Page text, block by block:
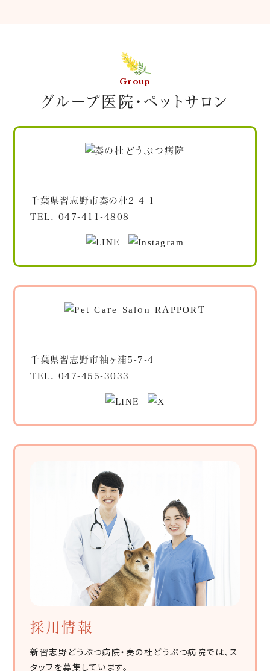
Group
グループ医院・ペットサロン
千葉県習志野市奏の杜2-4-1
TEL. 047-411-4808
千葉県習志野市袖ヶ浦5-7-4
TEL. 047-455-3033
採用情報
新習志野どうぶつ病院・奏の杜どうぶつ病院では、ス
タッフを募集しています。